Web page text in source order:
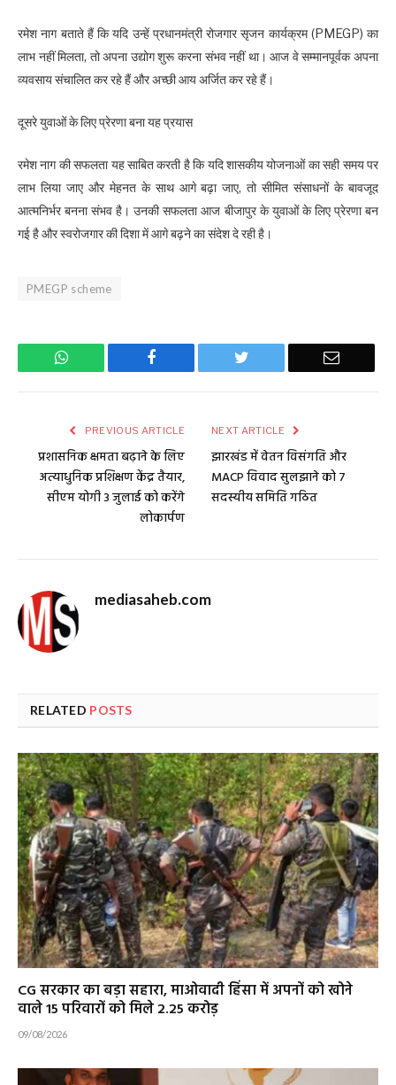
रमेश नाग बताते हैं कि यदि उन्हें प्रधानमंत्री रोजगार सृजन कार्यक्रम (PMEGP) का
लाभ नहीं मिलता, तो अपना उद्योग शुरू करना संभव नहीं था। आज वे सम्मानपूर्वक अपना
व्यवसाय संचालित कर रहे हैं और अच्छी आय अर्जित कर रहे हैं।
दूसरे युवाओं के लिए प्रेरणा बना यह प्रयास
रमेश नाग की सफलता यह साबित करती है कि यदि शासकीय योजनाओं का सही समय पर
लाभ लिया जाए और मेहनत के साथ आगे बढ़ा जाए, तो सीमित संसाधनों के बावजूद
आत्मनिर्भर बनना संभव है। उनकी सफलता आज बीजापुर के युवाओं के लिए प्रेरणा बन
गई है और स्वरोजगार की दिशा में आगे बढ़ने का संदेश दे रही है।
PMEGP scheme
WhatsApp Facebook Twitter Email
PREVIOUS ARTICLE
प्रशासनिक क्षमता बढ़ाने के लिए
अत्याधुनिक प्रशिक्षण केंद्र तैयार,
सीएम योगी 3 जुलाई को करेंगे
लोकार्पण
NEXT ARTICLE
झारखंड में वेतन विसंगति और
MACP विवाद सुलझाने को 7
सदस्यीय समिति गठित
mediasaheb.com
RELATED POSTS
CG सरकार का बड़ा सहारा, माओवादी हिंसा में अपनों को खोने
वाले 15 परिवारों को मिले ₹2.25 करोड़
09/08/2026